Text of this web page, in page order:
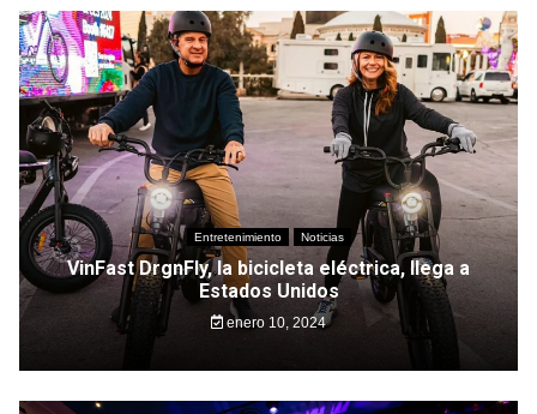
Entretenimiento Noticias
VinFast DrgnFly, la bicicleta eléctrica, llega a
Estados Unidos
enero 10, 2024